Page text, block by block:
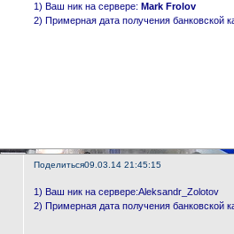
1) Ваш ник на сервере: Mark Frolov
2) Примерная дата получения банковской
Поделиться09.03.14 21:45:15
1) Ваш ник на сервере:Aleksandr_Zolotov
2) Примерная дата получения банковской